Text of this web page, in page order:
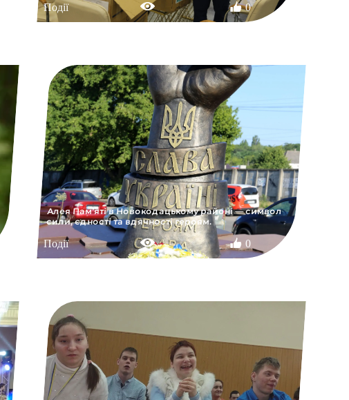
Події 0
Алея Пам’яті в Новокодацькому районі — символ
сили, єдності та вдячності героям.
Події 0